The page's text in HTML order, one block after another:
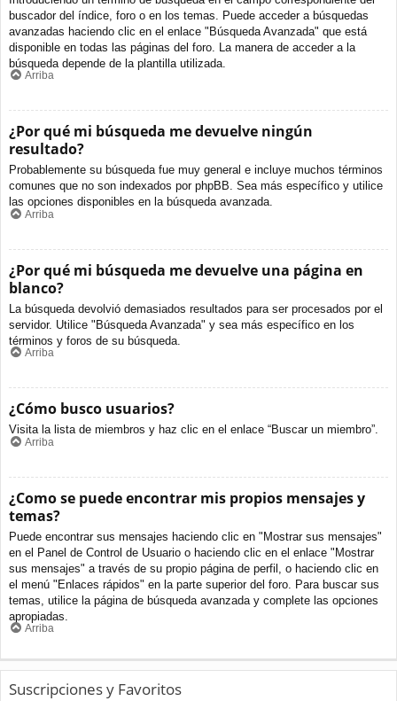
buscador del índice, foro o en los temas. Puede acceder a búsquedas
avanzadas haciendo clic en el enlace "Búsqueda Avanzada" que está
disponible en todas las páginas del foro. La manera de acceder a la
búsqueda depende de la plantilla utilizada.
Arriba
¿Por qué mi búsqueda me devuelve ningún
resultado?
Probablemente su búsqueda fue muy general e incluye muchos términos
comunes que no son indexados por phpBB. Sea más específico y utilice
las opciones disponibles en la búsqueda avanzada.
Arriba
¿Por qué mi búsqueda me devuelve una página en
blanco?
La búsqueda devolvió demasiados resultados para ser procesados por el
servidor. Utilice "Búsqueda Avanzada" y sea más específico en los
términos y foros de su búsqueda.
Arriba
¿Cómo busco usuarios?
Visita la lista de miembros y haz clic en el enlace “Buscar un miembro”.
Arriba
¿Como se puede encontrar mis propios mensajes y
temas?
Puede encontrar sus mensajes haciendo clic en "Mostrar sus mensajes"
en el Panel de Control de Usuario o haciendo clic en el enlace "Mostrar
sus mensajes" a través de su propio página de perfil, o haciendo clic en
el menú "Enlaces rápidos" en la parte superior del foro. Para buscar sus
temas, utilice la página de búsqueda avanzada y complete las opciones
apropiadas.
Arriba
Suscripciones y Favoritos